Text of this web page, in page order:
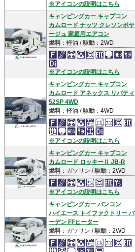
※アイコンの説明はこちら
キャンピングカー キャブコン
カムロード ナッツ クレソンボヤ
ージュ 家庭用エアコン
燃料：軽油 /駆動：2WD
※アイコンの説明はこちら
キャンピングカー キャブコン
カムロード アネックス リバティ
52SP 4WD
燃料：軽油 /駆動：4WD
※アイコンの説明はこちら
キャンピングカー キャブコン
カムロード ロッキーⅡ JB-R
燃料：ガソリン /駆動：2WD
※アイコンの説明はこちら
キャンピングカー バンコン
ハイエース トイファクトリー バ
ーデン FFヒーター
燃料：ガソリン /駆動：2WD